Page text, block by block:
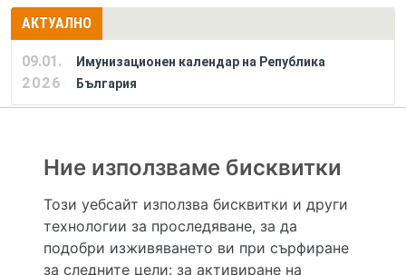
АКТУАЛНО
09.01.
2026
Имунизационен календар на Република
България
Hapche.bg НЕ е медицински, зравен или сроден специалист и НЕ дава медицински
консултации и здравни съвети. Hapche.bg НЕ се явява медицинска услуга и НЕ
осигурява диагноза и лечение. Hapche.bg НЕ препоръчва медицински и други здравни и
сродни специалисти и заведения. Hapche.bg НЕ търгува с лекарствени продукти и
Ние използваме бисквитки
Този уебсайт използва бисквитки и други
технологии за проследяване, за да
подобри изживяването ви при сърфиране
за следните цели: за активиране на